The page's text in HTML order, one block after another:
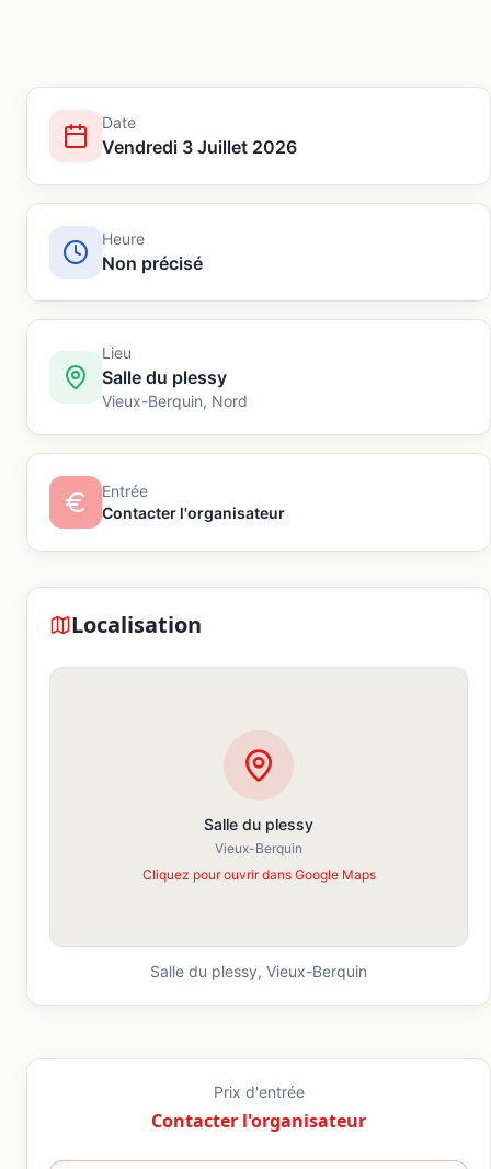
Date
Vendredi 3 Juillet 2026
Heure
Non précisé
Lieu
Salle du plessy
Vieux-Berquin, Nord
Entrée
Contacter l'organisateur
Localisation
Salle du plessy
Vieux-Berquin
Cliquez pour ouvrir dans Google Maps
Salle du plessy, Vieux-Berquin
Prix d'entrée
Contacter l'organisateur